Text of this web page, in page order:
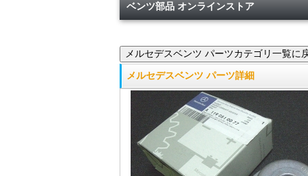
ベンツ部品 オンラインストア
メルセデスベンツ パーツ詳細